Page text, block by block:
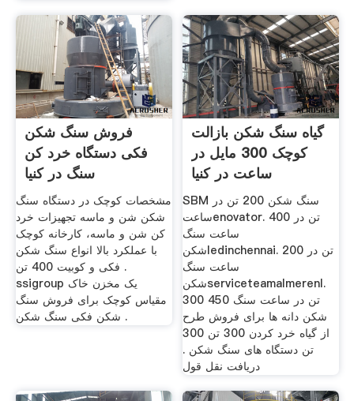
فروش سنگ شکن
فکی دستگاه خرد کن
سنگ در کنیا
مشخصات کوچک در دستگاه سنگ
شکن شن و ماسه تجهیزات خرد
کن شن و ماسه، کارخانه کوچک
با عملکرد بالا انواع سنگ شکن
فکی و کوبیت 400 تن .
ssigroup یک مخزن خاک
مقیاس کوچک برای فروش سنگ
شکن فکی سنگ شکن .
گیاه سنگ شکن بازالت
کوچک 300 مایل در
ساعت در کنیا
SBM سنگ شکن 200 تن در
ساعتenovator. 400 تن در
ساعت سنگ
شکنledinchennai. 200 تن در
ساعت سنگ
شکنserviceteamalmerenl.
300 450 تن در ساعت سنگ
شکن دانه ها برای فروش طرح
از گیاه خرد کردن 300 تن 300
تن دستگاه های سنگ شکن .
دریافت نقل قول